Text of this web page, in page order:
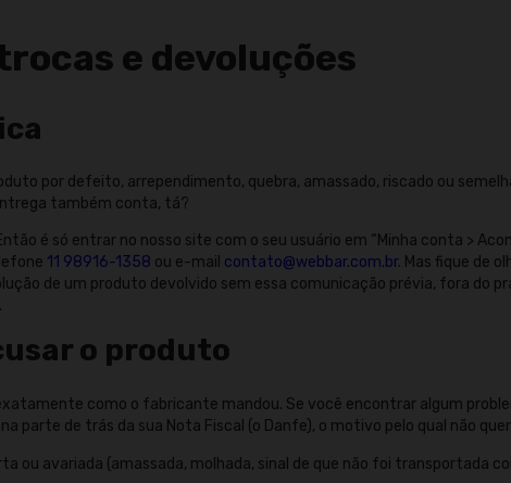
e devoluções
por defeito, arrependimento, quebra, amassado, riscado ou
também conta, tá?
é só entrar no nosso site com o seu usuário em “Minha conta >
11 98916-1358 ou e-mail contato@webbar.com.br. Mas fique de
de um produto devolvido sem essa comunicação prévia, fora do
o produto
como o fabricante mandou. Se você encontrar algum
parte de trás da sua Nota Fiscal (o Danfe), o motivo pelo qual não
ou avariada (amassada, molhada, sinal de que não foi transportada